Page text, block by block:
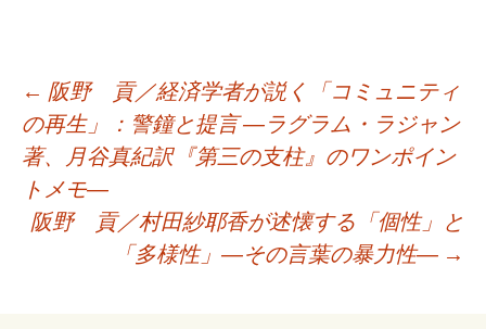
← 阪野 貢／経済学者が説く「コミュニティ
の再生」：警鐘と提言 ―ラグラム・ラジャン
著、月谷真紀訳『第三の支柱』のワンポイン
トメモ―
阪野 貢／村田紗耶香が述懐する「個性」と
「多様性」―その言葉の暴力性― →